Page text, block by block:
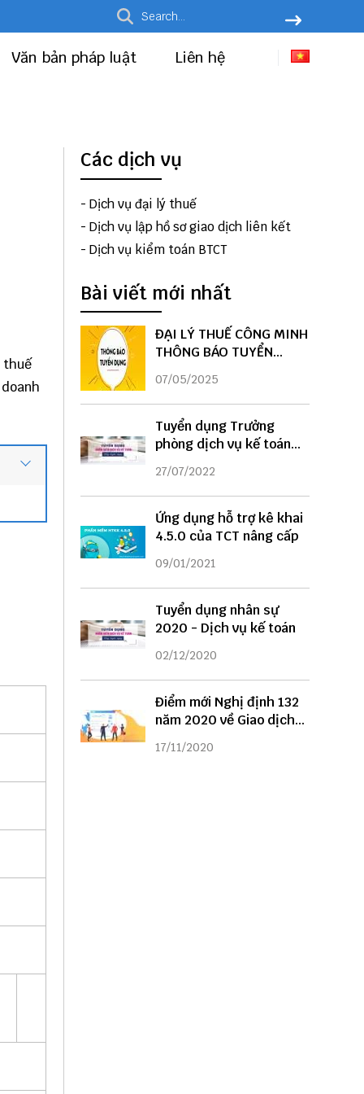
Văn bản pháp luật Liên hệ
thuế
Các dịch vụ
- Dịch vụ đại lý thuế
- Dịch vụ lập hồ sơ giao dịch liên kết
- Dịch vụ kiểm toán BTCT
Bài viết mới nhất
ĐẠI LÝ THUẾ CÔNG MINH
THÔNG BÁO TUYỂN
DỤNG
07/05/2025
Tuyển dụng Trưởng
phòng dịch vụ kế toán
năm 2022
27/07/2022
Ứng dụng hỗ trợ kê khai
4.5.0 của TCT nâng cấp
09/01/2021
Tuyển dụng nhân sự
2020 - Dịch vụ kế toán
02/12/2020
Điểm mới Nghị định 132
năm 2020 về Giao dịch
liên kết
17/11/2020